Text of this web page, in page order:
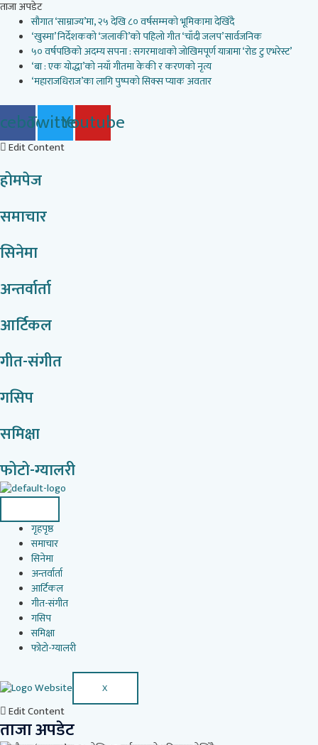
Skip
content
ताजा अपडेट
सौगात ‘साम्राज्य’मा, २५ देखि ८० वर्षसम्मको भूमिकामा देखिँदै
‘खुस्मा’ निर्देशकको ‘जलाकी’को पहिलो गीत ‘चाँदी जलप’ सार्वजनिक
५० वर्षपछिको अदम्य सपना : सगरमाथाको जोखिमपूर्ण यात्रामा ‘रोड टु एभरेस्ट’
‘बा : एक योद्धा’को नयाँ गीतमा केकी र करणको नृत्य
‘महाराजधिराज’का लागि पुष्पको सिक्स प्याक अवतार
TwitterYoutube
Edit Content
होमपेज
समाचार
सिनेमा
अन्तर्वार्ता
आर्टिकल
गीत-संगीत
गसिप
समिक्षा
फोटो-ग्यालरी
गृहपृष्ठ
समाचार
सिनेमा
अन्तर्वार्ता
आर्टिकल
गीत-संगीत
गसिप
समिक्षा
फोटो-ग्यालरी
X
Edit Content
ताजा अपडेट